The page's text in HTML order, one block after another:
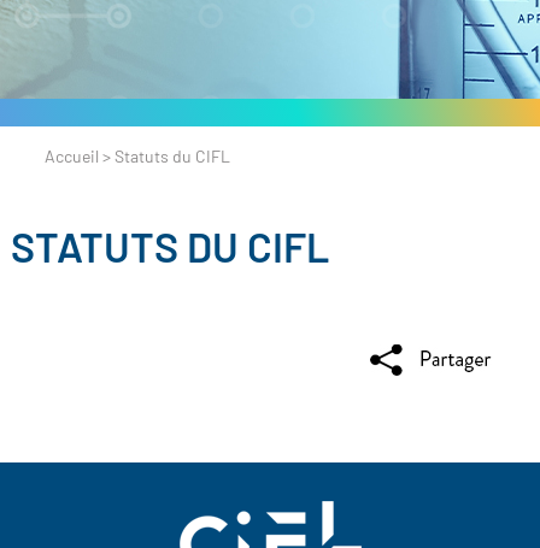
Accueil > Statuts du CIFL
STATUTS DU CIFL